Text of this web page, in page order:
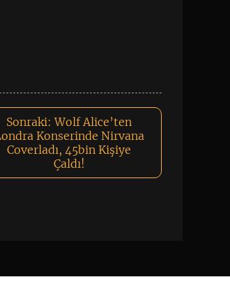
Sonraki: Wolf Alice’ten
Konserinde Nirvana
Coverladı, 45bin Kişiye
Çaldı!